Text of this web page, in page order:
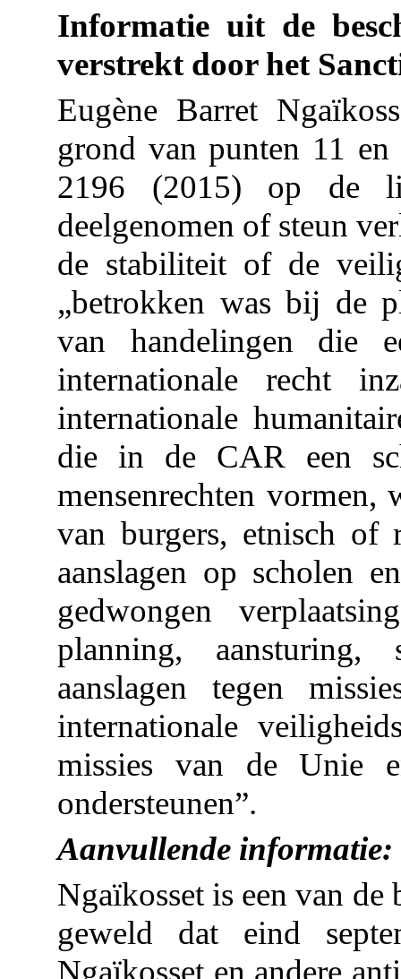
Informatie uit de
verstrekt door het
Eugène Barret
grond van punten 11
2196 (2015) op de
deelgenomen of steun
de stabiliteit of de
„betrokken was bij de
van handelingen die
internationale recht
internationale
die in de CAR een
mensenrechten vormen,
van burgers, etnisch of
aanslagen op scholen
gedwongen
planning,
aanslagen tegen
internationale
missies van de Unie
ondersteunen”.
Aanvullende informatie:
Ngaïkosset is een van
geweld dat eind